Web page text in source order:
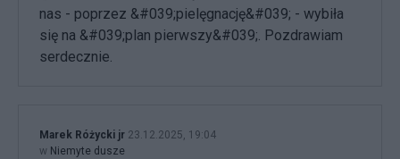
nas - poprzez &#039;pielęgnację&#039; - wybiła
się na &#039;plan pierwszy&#039;. Pozdrawiam
serdecznie.
Marek Różycki jr 23.12.2025, 19:04
w Niemyte dusze